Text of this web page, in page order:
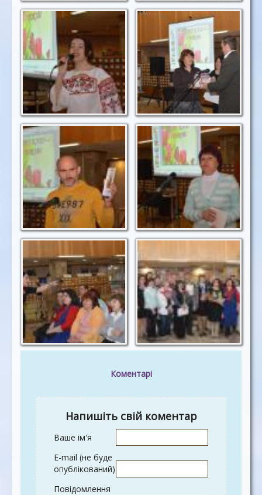
Лунали українські
пісні
Книжки бібліотеці
Унікальний
подарунок від Сергія
Дяченка - книга про
музеї Херсонщини
Поетичне
привітання від
Любові Великих
компанія
Коментарі
Напишіть свій коментар
Ваше ім'я
E-mail (не буде
опублікований)
Повідомлення